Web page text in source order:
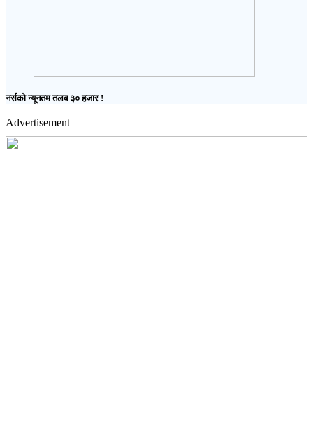
नर्सको न्यूनतम तलब ३० हजार !
Advertisement